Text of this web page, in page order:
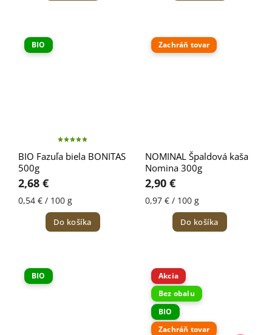
BIO
BIO Fazuľa biela BONITAS
500g
2,68 €
0,54 € / 100 g
Do košíka
Zachráň tovar
NOMINAL Špaldová kaša
Nomina 300g
2,90 €
0,97 € / 100 g
Do košíka
BIO
Akcia
Bez obalu
BIO
Zachráň tovar